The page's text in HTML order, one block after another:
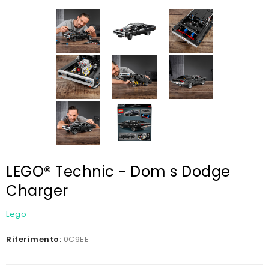
LEGO® Technic - Dom s Dodge
Charger
Lego
Riferimento: 0C9EE